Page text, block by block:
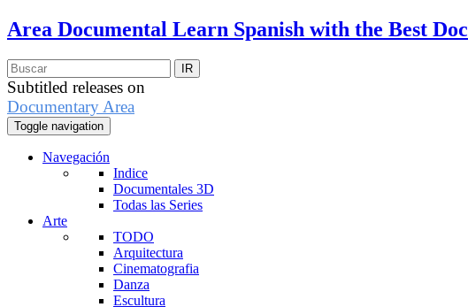
Area Documental Learn Spanish with the Best
Subtitled releases on
Documentary Area
Toggle navigation
Navegación
Indice
Documentales 3D
Todas las Series
Arte
TODO
Arquitectura
Cinematografia
Danza
Escultura